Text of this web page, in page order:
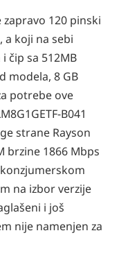
120 pinski
a koji na sebi
čip sa 512MB
modela, 8 GB
potrebe ove
B041
strane Rayson
brzine 1866 Mbps
na izbor verzije
i još
nije namenjen za